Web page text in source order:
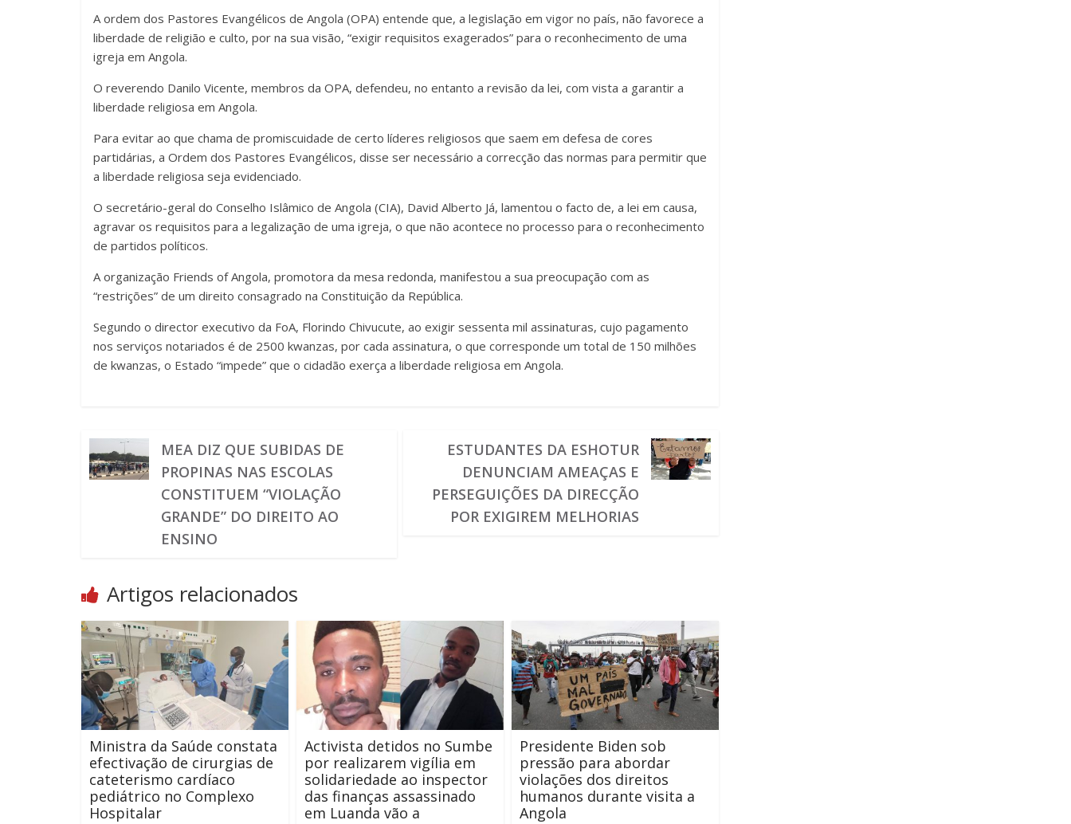
A ordem dos Pastores Evangélicos de Angola (OPA) entende que, a legislação em vigor no país, não favorece a
liberdade de religião e culto, por na sua visão, “exigir requisitos exagerados” para o reconhecimento de uma
igreja em Angola.
O reverendo Danilo Vicente, membros da OPA, defendeu, no entanto a revisão da lei, com vista a garantir a
liberdade religiosa em Angola.
Para evitar ao que chama de promiscuidade de certo líderes religiosos que saem em defesa de cores
partidárias, a Ordem dos Pastores Evangélicos, disse ser necessário a correcção das normas para permitir que
a liberdade religiosa seja evidenciado.
O secretário-geral do Conselho Islâmico de Angola (CIA), David Alberto Já, lamentou o facto de, a lei em causa,
agravar os requisitos para a legalização de uma igreja, o que não acontece no processo para o reconhecimento
de partidos políticos.
A organização Friends of Angola, promotora da mesa redonda, manifestou a sua preocupação com as
“restrições” de um direito consagrado na Constituição da República.
Segundo o director executivo da FoA, Florindo Chivucute, ao exigir sessenta mil assinaturas, cujo pagamento
nos serviços notariados é de 2500 kwanzas, por cada assinatura, o que corresponde um total de 150 milhões
de kwanzas, o Estado “impede” que o cidadão exerça a liberdade religiosa em Angola.
MEA DIZ QUE SUBIDAS DE
PROPINAS NAS ESCOLAS
CONSTITUEM “VIOLAÇÃO
GRANDE” DO DIREITO AO
ENSINO
ESTUDANTES DA ESHOTUR
DENUNCIAM AMEAÇAS E
PERSEGUIÇÕES DA DIRECÇÃO
POR EXIGIREM MELHORIAS
Artigos relacionados
Ministra da Saúde constata
efectivação de cirurgias de
cateterismo cardíaco
pediátrico no Complexo
Hospitalar
Activista detidos no Sumbe
por realizarem vigília em
solidariedade ao inspector
das finanças assassinado
em Luanda vão a
Presidente Biden sob
pressão para abordar
violações dos direitos
humanos durante visita a
Angola